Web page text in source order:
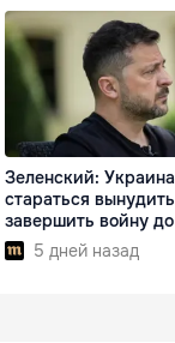
Зеленский:
стараться
завершить войну
5 дней назад